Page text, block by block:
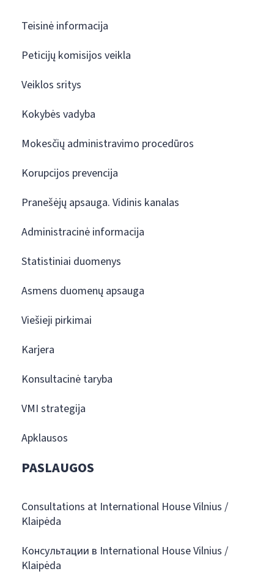
Teisinė informacija
Peticijų komisijos veikla
Veiklos sritys
Kokybės vadyba
Mokesčių administravimo procedūros
Korupcijos prevencija
Pranešėjų apsauga. Vidinis kanalas
Administracinė informacija
Statistiniai duomenys
Asmens duomenų apsauga
Viešieji pirkimai
Karjera
Konsultacinė taryba
VMI strategija
Apklausos
PASLAUGOS
Consultations at International House Vilnius /
Klaipėda
Консультации в International House Vilnius /
Klaipėda